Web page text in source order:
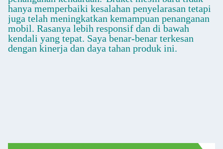
hanya memperbaiki kesalahan penyelarasan tetapi
juga telah meningkatkan kemampuan penanganan
mobil. Rasanya lebih responsif dan di bawah
kendali yang tepat. Saya benar-benar terkesan
dengan kinerja dan daya tahan produk ini.